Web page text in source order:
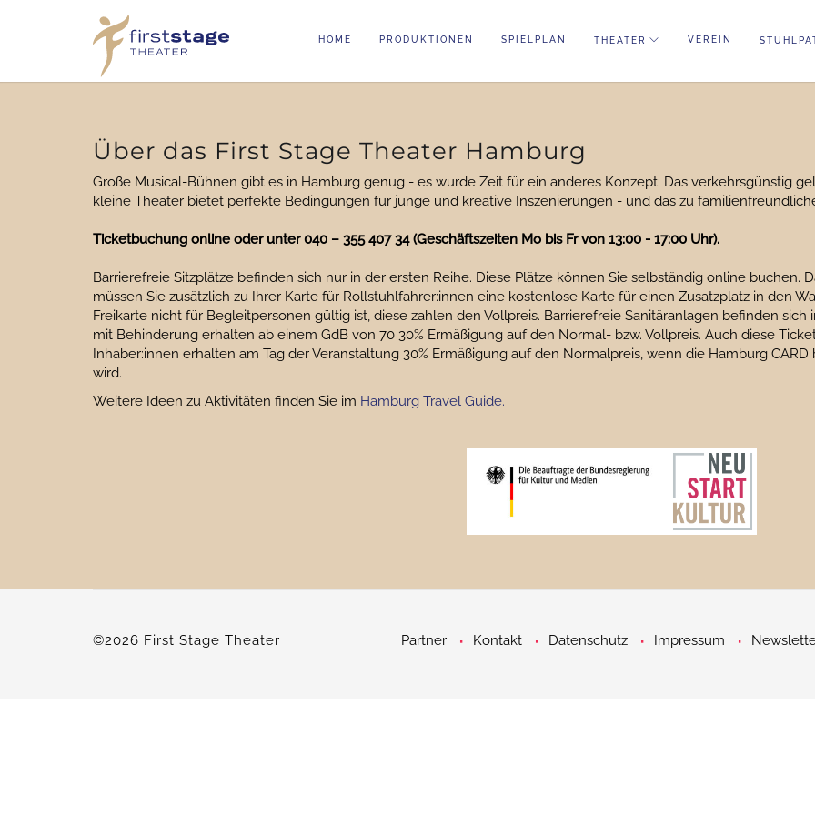
HOME PRODUKTIONEN SPIELPLAN THEATER VEREIN
Oops, an error occurred! Code: 20260808132656f56fa2fb
Über das First Stage Theater Hamburg
Große Musical-Bühnen gibt es in Hamburg genug - es wurde Zeit für ein anderes Konzept: Das verkehrsgünstig
kleine Theater bietet perfekte Bedingungen für junge und kreative Inszenierungen - und das zu
Ticketbuchung online oder unter 040 – 355 407 34 (Geschäftszeiten Mo bis Fr von 13:00 - 17:00 Uhr).
Barrierefreie Sitzplätze befinden sich nur in der ersten Reihe. Diese Plätze können Sie selbständig online buchen.
müssen Sie zusätzlich zu Ihrer Karte für Rollstuhlfahrer:innen eine kostenlose Karte für einen Zusatzplatz in den
Freikarte nicht für Begleitpersonen gültig ist, diese zahlen den Vollpreis. Barrierefreie Sanitäranlagen befinden
mit Behinderung erhalten ab einem GdB von 70 30% Ermäßigung auf den Normal- bzw. Vollpreis. Auch diese
Inhaber:innen erhalten am Tag der Veranstaltung 30% Ermäßigung auf den Normalpreis, wenn die Hamburg
wird.
Weitere Ideen zu Aktivitäten finden Sie im Hamburg Travel Guide.
©2026 First Stage Theater Partner Kontakt Datenschutz Impressum